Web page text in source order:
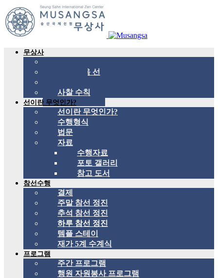
무상사
국제 관음 선
사찰 수칙
선이란 무엇인가?
선이란 무엇인가?
수행형식
법문
자료
수행자료
포토 갤러리
참고 도서
참선수행
결제
주말 참선 정진
추석 참선 정진
하루 참선 정진
템플 스테이
재가 5계 수계식
프로그램
주간 프로그램
행원 자원봉사 프로그램